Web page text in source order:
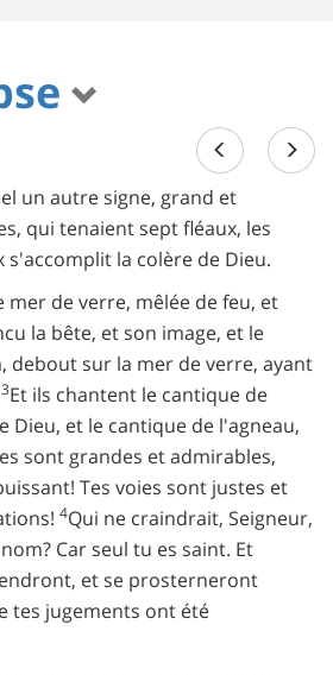
un autre signe, grand et
qui tenaient sept fléaux, les
s'accomplit la colère de Dieu.
mer de verre, mêlée de feu, et
la bête, et son image, et le
debout sur la mer de verre, ayant
3Et ils chantent le cantique de
Dieu, et le cantique de l'agneau,
sont grandes et admirables,
Tes voies sont justes et
4Qui ne craindrait, Seigneur,
Car seul tu es saint. Et
et se prosterneront
tes jugements ont été